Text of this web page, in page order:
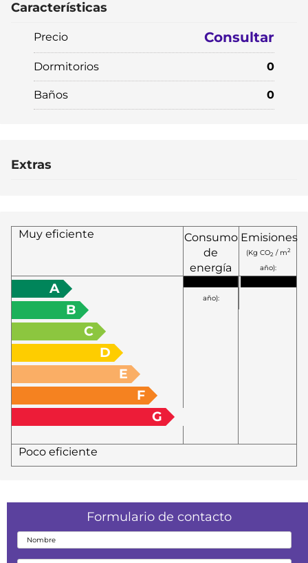
Características
Precio Consultar
Dormitorios 0
Baños 0
Extras
Muy eficiente
Consumo
de
energía
año):
Emisiones
(Kg CO2 / m2
año):
A
B
C
D
E
F
G
Poco eficiente
Formulario de contacto